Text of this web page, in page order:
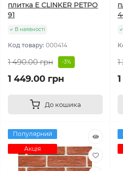
плитка E СLINKER РЕТРО
91
В наявності
Код товару: 000414
1 490.00 грн -3%
1 449.00 грн
До кошика
Популярний
Акція